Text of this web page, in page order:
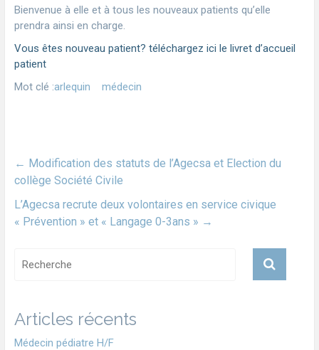
Bienvenue à elle et à tous les nouveaux patients qu’elle
prendra ainsi en charge.
Vous êtes nouveau patient? téléchargez ici le livret d’accueil
patient
Mot clé :arlequin médecin
← Modification des statuts de l’Agecsa et Election du
collège Société Civile
L’Agecsa recrute deux volontaires en service civique
« Prévention » et « Langage 0-3ans » →
Articles récents
Médecin pédiatre H/F